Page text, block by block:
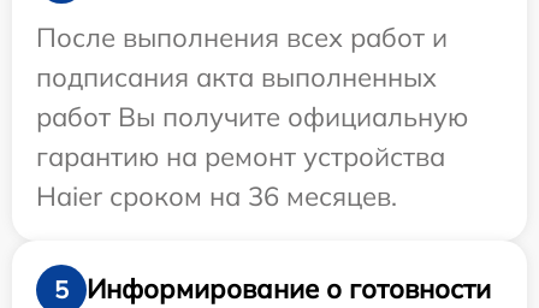
После выполнения всех работ и
подписания акта выполненных
работ Вы получите официальную
гарантию на ремонт устройства
Haier сроком на 36 месяцев.
5
Информирование о готовности